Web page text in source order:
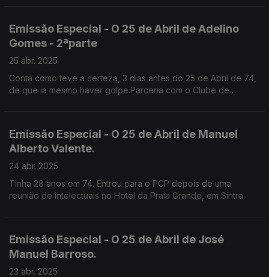
Emissão Especial - O 25 de Abril de Adelino
Gomes - 2ªparte
25 abr. 2025
Conta como teve a certeza, 3 dias antes do 25 de Abril de 74,
de que ia mesmo haver golpe.Parceria com o Clube de
Emissão Especial - O 25 de Abril de Manuel
Alberto Valente.
24 abr. 2025
Tinha 28 anos em 74. Entrou para o PCP depois de uma
reunião de intelectuais no Hotel da Praia Grande, em Sintra.
Emissão Especial - O 25 de Abril de José
Manuel Barroso.
23 abr. 2025